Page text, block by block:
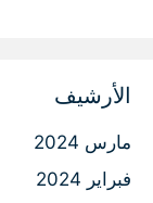
الأرشيف
مارس 2024
فبراير 2024